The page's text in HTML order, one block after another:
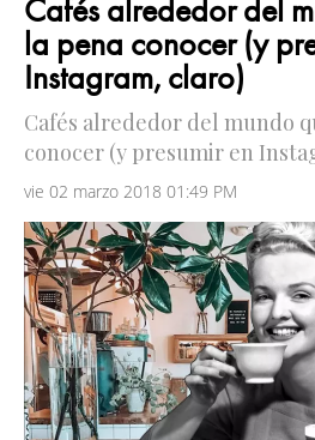
Cafés alrededor del
la pena conocer (y
Instagram, claro)
Cafés alrededor del mundo
conocer (y presumir en
vie 02 marzo 2018 01:49 PM